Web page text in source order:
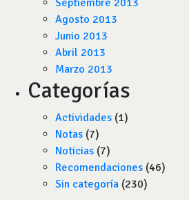
Septiembre 2013
Agosto 2013
Junio 2013
Abril 2013
Marzo 2013
Categorías
Actividades (1)
Notas (7)
Noticias (7)
Recomendaciones (46)
Sin categoría (230)